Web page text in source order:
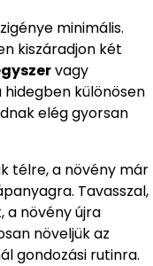
minimális.
kiszáradjon két
vagy
különösen
elég gyorsan
télre, a növény már
Tavasszal,
a növény újra
növeljük az
gondozási rutinra.